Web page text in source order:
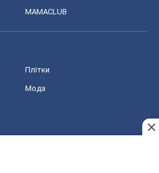
MAMACLUB
Плітки
Мода